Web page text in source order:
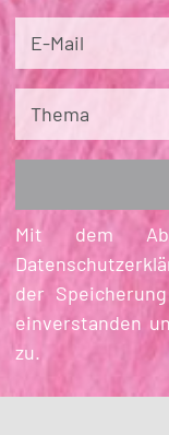
E-Mail
Thema
Mit dem
der
einverstanden
zu.